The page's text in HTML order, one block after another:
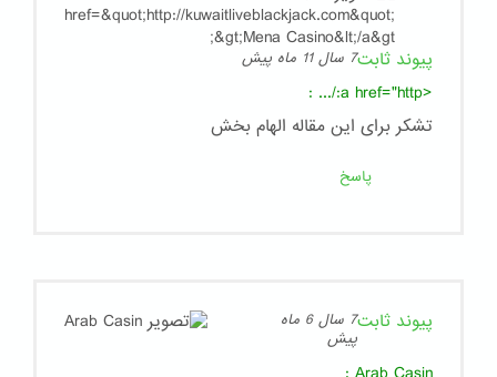
پیوند ثابت7 سال 11 ماه پیش
<a href="http:/...
:
تشکر برای این مقاله الهام بخش
پاسخ
پیوند ثابت
7 سال 6 ماه
پیش